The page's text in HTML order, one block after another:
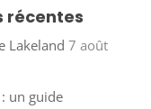
récentes
Lakeland 7 août
un guide